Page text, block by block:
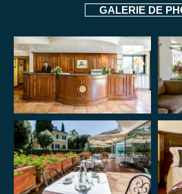
GALERIE DE